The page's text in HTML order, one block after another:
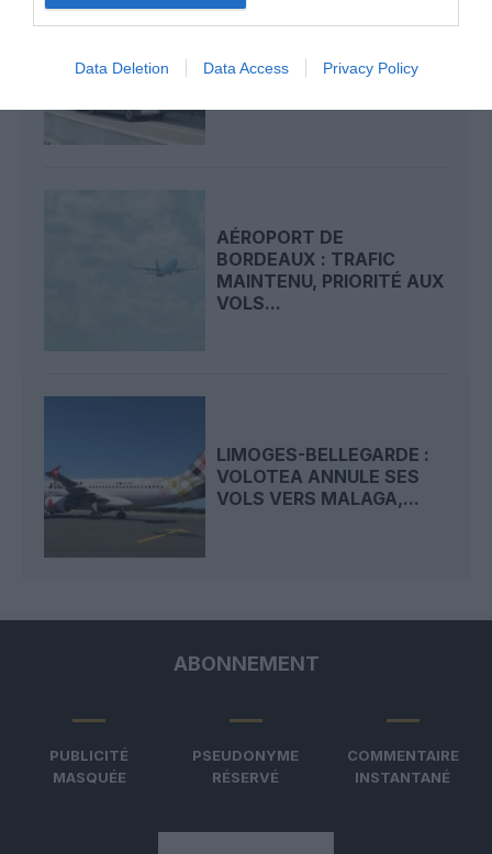
Data Deletion Data Access Privacy Policy
SUD À L’ARRÊT TOTAL
AÉROPORT DE
BORDEAUX : TRAFIC
MAINTENU, PRIORITÉ AUX
VOLS...
LIMOGES-BELLEGARDE :
VOLOTEA ANNULE SES
VOLS VERS MALAGA,...
ABONNEMENT
PUBLICITÉ
MASQUÉE
PSEUDONYME
RÉSERVÉ
COMMENTAIRE
INSTANTANÉ